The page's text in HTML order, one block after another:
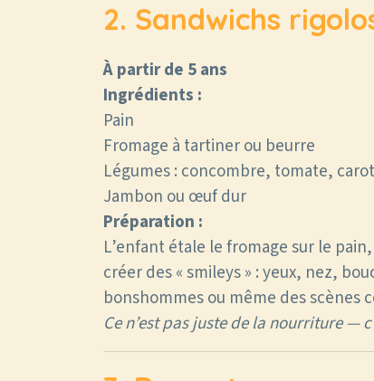
2. Sandwichs
À partir de 5 ans
Ingrédients :
Pain
Fromage à tartiner ou beurre
Légumes : concombre, tomate,
Jambon ou œuf dur
Préparation :
L’enfant étale le fromage sur le
créer des « smileys » : yeux, nez,
bonshommes ou même des scènes
Ce n’est pas juste de la nourriture —